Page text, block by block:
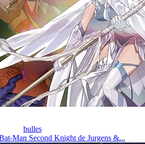
bulles
Man Second Knight de Jurgens &...